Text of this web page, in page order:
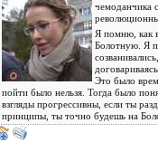
чемоданчика
Я помню, как
Болотную. Я
Это было
пойти было нельзя. Тогда было
взгляды прогрессивны, если ты
принципы, ты точно будешь на